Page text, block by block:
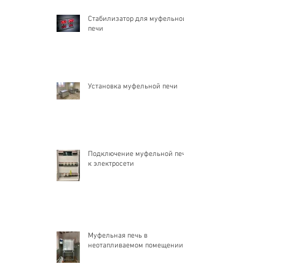
Стабилизатор для муфельной
печи
Установка муфельной печи
Подключение муфельной печи
к электросети
Муфельная печь в
неотапливаемом помещении